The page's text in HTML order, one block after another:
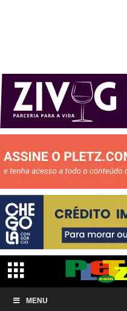
MENU
Início Tags